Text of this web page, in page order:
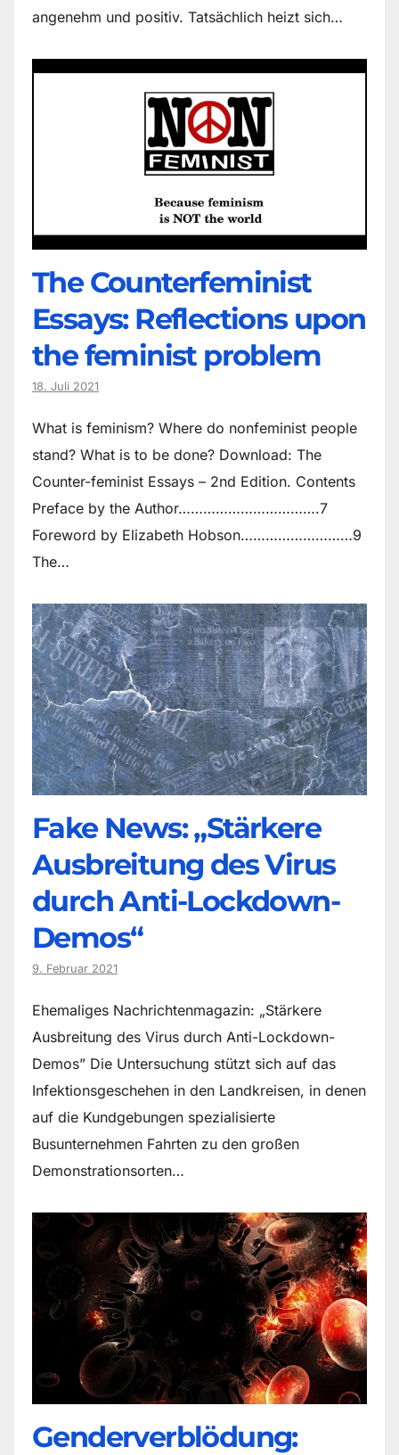
angenehm und positiv. Tatsächlich heizt sich…
The Counter­feminist
Essays: Reflections upon
the feminist problem
18. Juli 2021
What is feminism? Where do non­feminist people
stand? What is to be done? Download: The
Counter-feminist Essays – 2nd Edition. Contents
Preface by the Author…………………………….7
Foreword by Elizabeth Hobson………………………9
The…
Fake News: „Stärkere
Ausbreitung des Virus
durch Anti-Lockdown-
Demos“
9. Februar 2021
Ehemaliges Nachrichtenmagazin: „Stärkere
Ausbreitung des Virus durch Anti-Lockdown-
Demos” Die Untersuchung stützt sich auf das
Infektionsgeschehen in den Landkreisen, in denen
auf die Kundgebungen spezialisierte
Busunternehmen Fahrten zu den großen
Demonstrationsorten…
Genderverblödung: